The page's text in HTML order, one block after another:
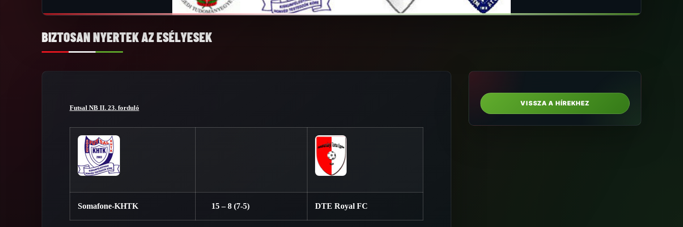
BIZTOSAN NYERTEK AZ ESÉLYESEK
Futsal NB II. 23. forduló
Somafone-KHTK 15 – 8 (7-5) DTE Royal FC
VISSZA A HÍREKHEZ